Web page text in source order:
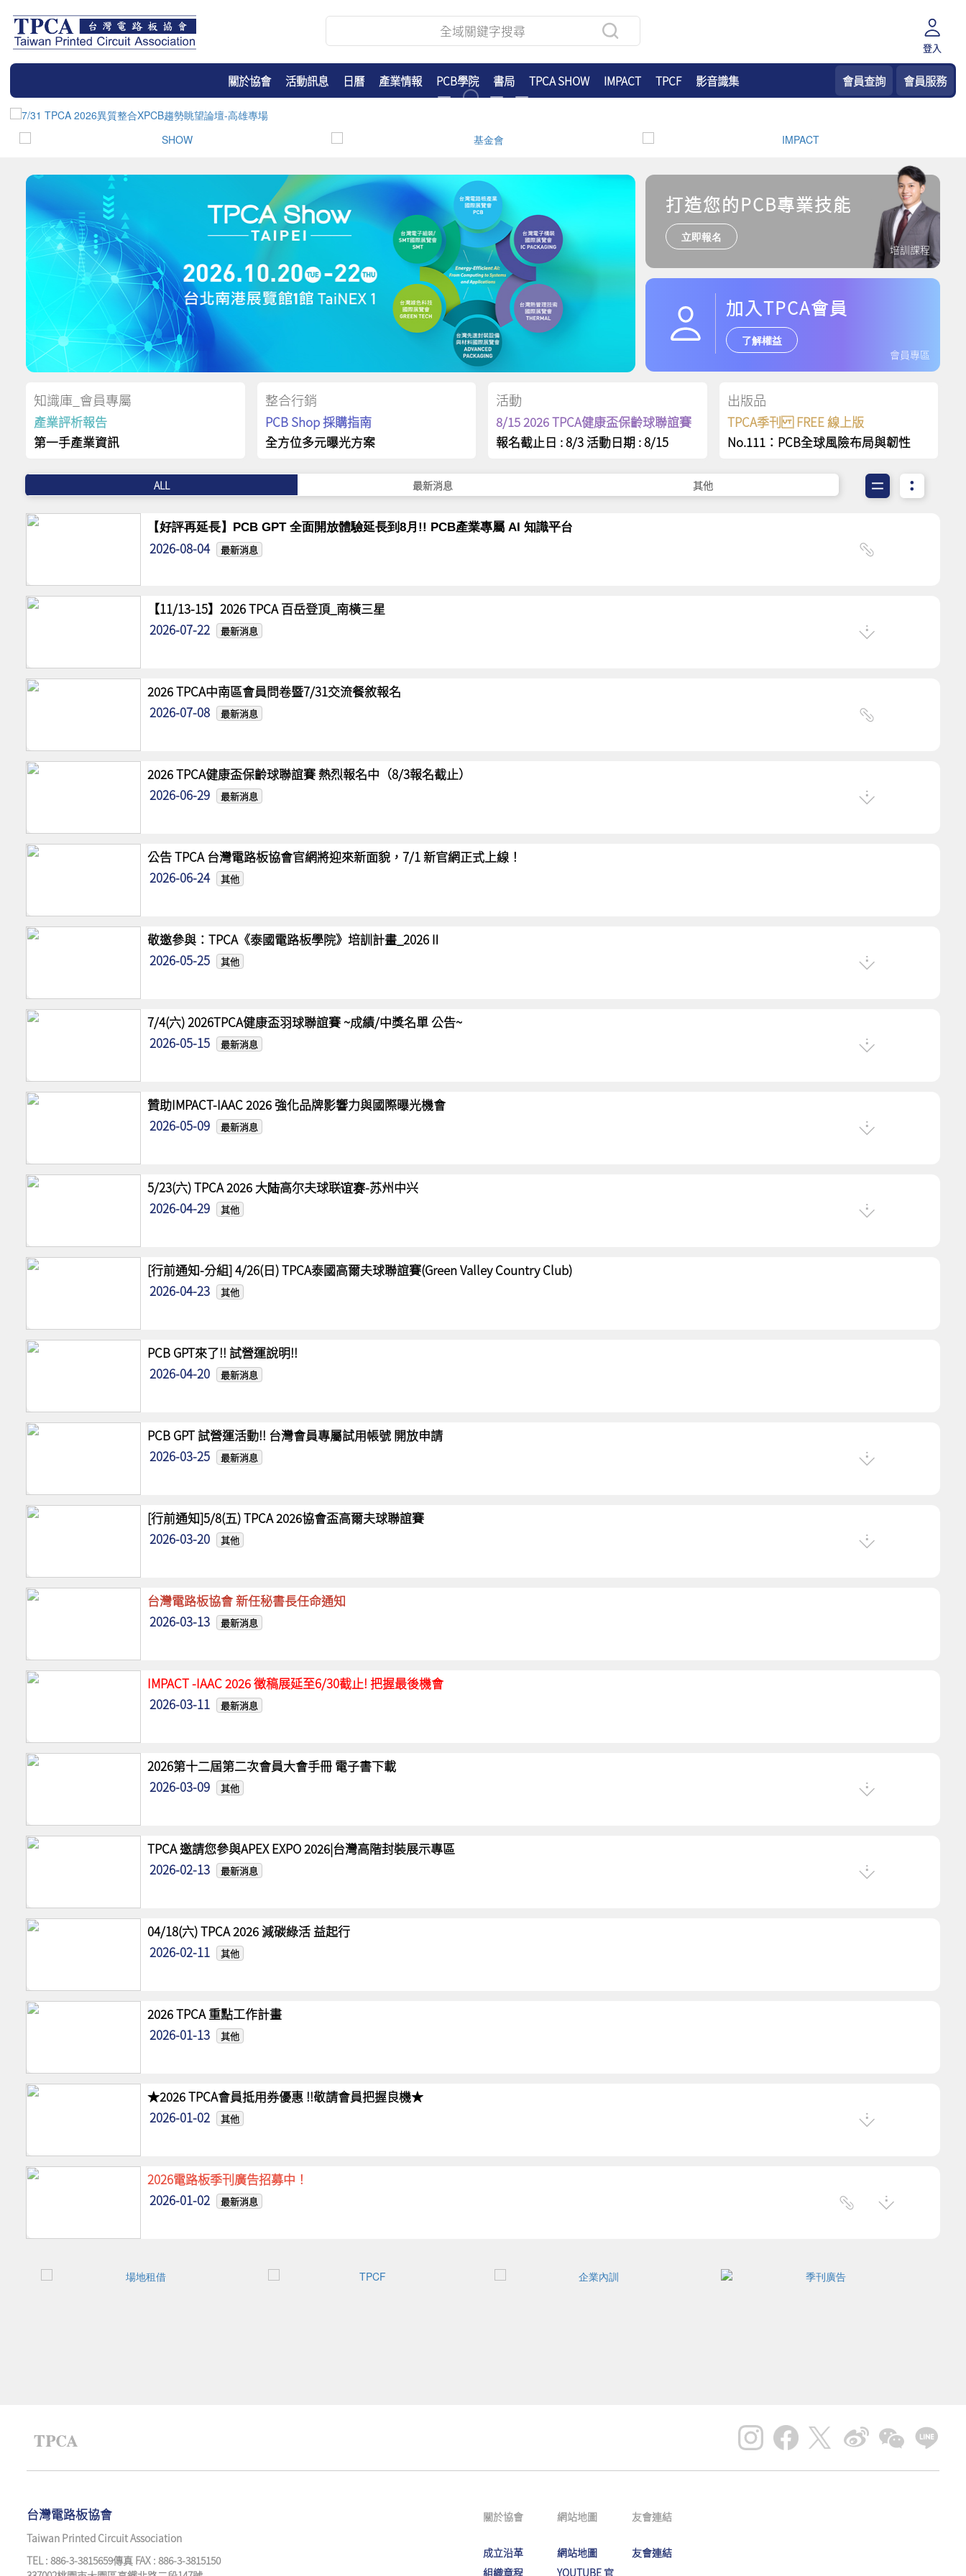
登入
關於協會 活動訊息 日曆 產業情報 PCB學院 書局 TPCA SHOW IMPACT TPCF 影音識集 會員查詢 會員服務
培訓課程
打造您的PCB專業技能
立即報名
加入TPCA會員
了解權益
會員專區
知識庫_會員專屬
產業評析報告
第一手產業資訊
整合行銷
PCB Shop 採購指南
全方位多元曝光方案
活動
8/15 2026 TPCA健康盃保齡球聯誼賽
報名截止日 : 8/3 活動日期 : 8/15
出版品
TPCA季刊 FREE 線上版
No.111：PCB全球風險布局與韌性
ALL 最新消息 其他
【好評再延長】PCB GPT 全面開放體驗延長到8月!! PCB產業專屬 AI 知識平台
2026-08-04 最新消息
【11/13-15】2026 TPCA 百岳登頂_南橫三星
2026-07-22
最新消息
2026 TPCA中南區會員問卷暨7/31交流餐敘報名
2026-07-08
最新消息
2026 TPCA健康盃保齡球聯誼賽 熱烈報名中（8/3報名截止）
2026-06-29
最新消息
公告 TPCA 台灣電路板協會官網將迎來新面貌，7/1 新官網正式上線！
2026-06-24
其他
敬邀參與：TPCA《泰國電路板學院》培訓計畫_2026Ⅱ
2026-05-25
其他
7/4(六) 2026TPCA健康盃羽球聯誼賽 ~成績/中獎名單 公告~
2026-05-15
最新消息
贊助IMPACT-IAAC 2026 強化品牌影響力與國際曝光機會
2026-05-09
最新消息
5/23(六) TPCA 2026 大陆高尔夫球联谊赛-苏州中兴
2026-04-29
其他
[行前通知-分組] 4/26(日) TPCA泰國高爾夫球聯誼賽(Green Valley Country Club)
2026-04-23
其他
PCB GPT來了!! 試營運說明!!
2026-04-20
最新消息
PCB GPT 試營運活動!! 台灣會員專屬試用帳號 開放申請
2026-03-25
最新消息
[行前通知]5/8(五) TPCA 2026協會盃高爾夫球聯誼賽
2026-03-20
其他
台灣電路板協會 新任秘書長任命通知
2026-03-13
最新消息
IMPACT -IAAC 2026 徵稿展延至6/30截止! 把握最後機會
2026-03-11
最新消息
2026第十二屆第二次會員大會手冊 電子書下載
2026-03-09
其他
TPCA 邀請您參與APEX EXPO 2026|台灣高階封裝展示專區
2026-02-13
最新消息
04/18(六) TPCA 2026 減碳綠活 益起行
2026-02-11
其他
2026 TPCA 重點工作計畫
2026-01-13
其他
★2026 TPCA會員抵用券優惠 !!敬請會員把握良機★
2026-01-02
其他
2026電路板季刊廣告招募中！
2026-01-02
最新消息
台灣電路板協會
Taiwan Printed Circuit Association
TEL : 886-3-3815659傳真 FAX : 886-3-3815150
關於協會
成立沿革
組織章程
網站地圖
網站地圖
YOUTUBE 官
友會連結
友會連結